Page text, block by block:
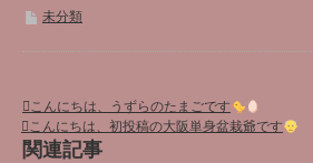
未分類
こんにちは、うずらのたまごです
こんにちは、初投稿の大阪単身盆栽爺です
関連記事